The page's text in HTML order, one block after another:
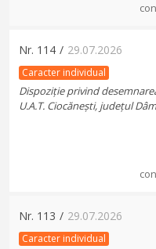
Nr. 114 / 29.07.2026
Caracter individual
Dispoziție privind
U.A.T. Ciocănești, județul
Nr. 113 / 29.07.2026
Caracter individual